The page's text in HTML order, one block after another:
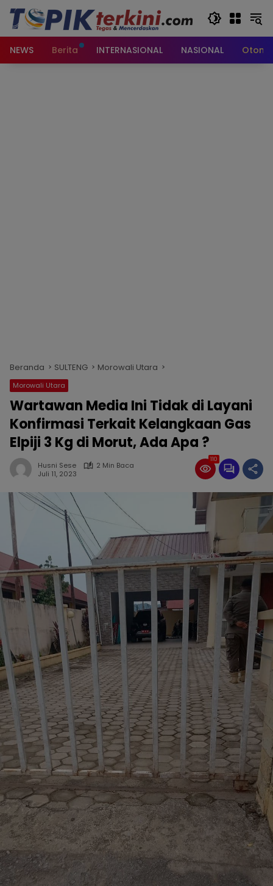
Langsung
konten
NEWS
Berita INTERNASIONAL NASIONAL
Beranda SULTENG Morowali Utara
Morowali Utara
Wartawan Media Ini Tidak di Layani
Konfirmasi Terkait Kelangkaan Gas
Elpiji 3 Kg di Morut, Ada Apa ?
Husni Sese
2 Min Baca
Juli 11, 2023
110